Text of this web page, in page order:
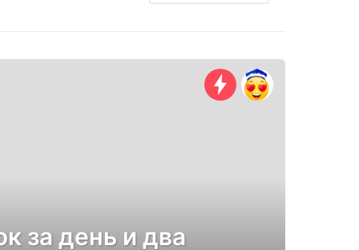
за день и два